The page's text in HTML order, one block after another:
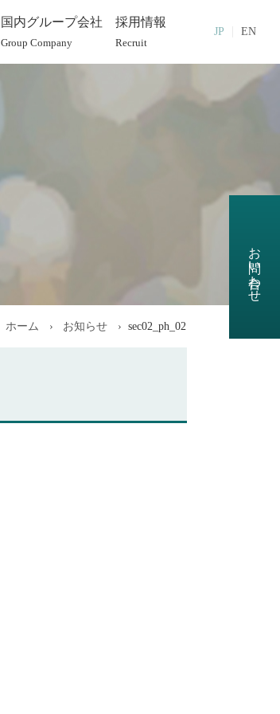
EN
JP
国内グループ会社
Group Company
採用情報
Recruit
ホーム お知らせ sec02_ph_02
お問い合わせ